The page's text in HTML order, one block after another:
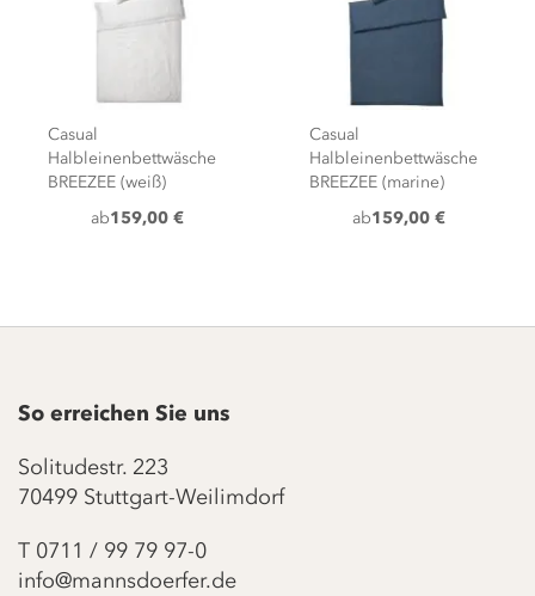
Casual
Halbleinenbettwäsche
BREEZEE (weiß)
ab159,00 €
Casual
Halbleinenbettwäsche
BREEZEE (marine)
ab159,00 €
So erreichen Sie uns
Solitudestr. 223
70499 Stuttgart-Weilimdorf
T 0711 / 99 79 97-0
info@mannsdoerfer.de